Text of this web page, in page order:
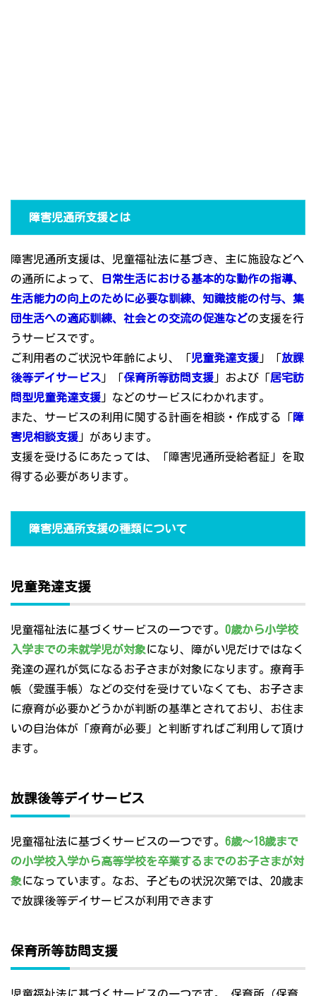
障害児通所支援とは
障害児通所支援は、児童福祉法に基づき、主に施設などへ
の通所によって、
日常生活における基本的な動作の指導、
生活能力の向上のために必要な訓練、知識技能の付与、集
団生活への適応訓練、社会との交流の促進などの支援を行
うサービスです。
ご利用者のご状況や年齢により、「児童発達支援 」「放課
後等デイサービス 」「保育所等訪問支援 」および「居宅訪
問型児童発達支援 」などのサービスにわかれます。
また、サービスの利用に関する計画を相談・作成する「障
害児相談支援 」があります。
支援を受けるにあたっては、「障害児通所受給者証」を取
得する必要があります。
障害児通所支援の種類について
児童発達支援
児童福祉法に基づくサービスの一つです。 0歳から小学校
入学までの未就学児が対象になり、障がい児だけではなく
発達の遅れが気になるお子さまが対象になります。療育手
帳（愛護手帳）などの交付を受けていなくても、お子さま
に療育が必要かどうかが判断の基準とされており、お住ま
いの自治体が「療育が必要」と判断すればご利用して頂け
ます。
放課後等デイサービス
児童福祉法に基づくサービスの一つです。 6歳～18歳まで
の小学校入学から高等学校を卒業するまでのお子さまが対
象になっています。なお、子どもの状況次第では、20歳ま
で放課後等デイサービスが利用できます
保育所等訪問支援